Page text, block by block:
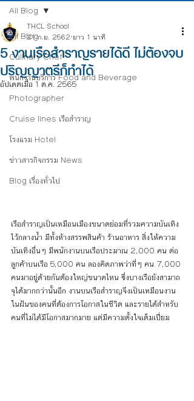
All Blog
Culinary Chef
พนักงานบริการ Food and Beverage
Photographer
Cruise lines เรือสำราญ
โรงแรม Hotel
ข่าวสารกิจกรรม News
Blog เรื่องทั่วไป
All Blog
5 งานเรือสำราญรายได้ดี ไม่ต้องจบ
ปริญญาตรีก็ทำได้
THCL School
21 ก.ย. 2562 ยาว 1 นาที
อัปเดตเมื่อ 1 ต.ค. 2565
เรือสำราญเป็นเหมือนเมืองขนาดย่อมที่รวมความบันเทิง
ไว้กลางน้ำ มีทั้งห้างสรรพสินค้า ร้านอาหาร สิ่งให้ความ
บันเทิงอื่นๆ มีพนักงานบนเรือประมาณ 2,000 คน ต่อ
ลูกค้าบนเรือ 5,000 คน ลองคิดภาพว่าที่ๆ คน 7,000
คนมาอยู่ด้วยกันต้องใหญ่ขนาดไหน ซึ่งบางเรือยังสามาถ
จุได้มากกว่านั้นอีก งานบนเรือสำราญจึงเป็นเหมือนงาน
ในฝันของคนที่ต้องการโอกาสในชีวิต และรายได้สำหรับ
คนที่ไม่ได้มีโอกาสมากมาย แต่มีความตั้งใจเต็มเปี่ยม